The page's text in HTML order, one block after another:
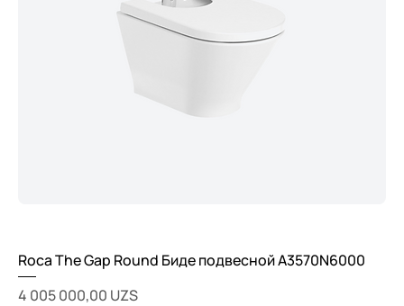
Roca The Gap Round Биде подвесной A3570N6000
Цена
4 005 000,00 UZS